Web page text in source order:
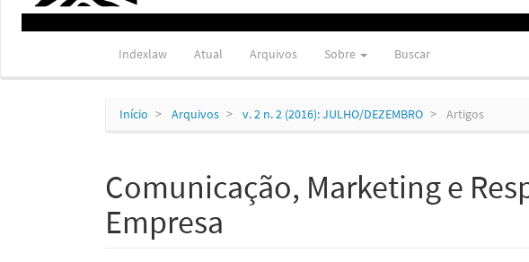
Indexlaw Atual Arquivos Sobre Buscar
Início Arquivos v. 2 n. 2 (2016): JULHO/DEZEMBRO Artigos
Comunicação, Marketing e
Empresa